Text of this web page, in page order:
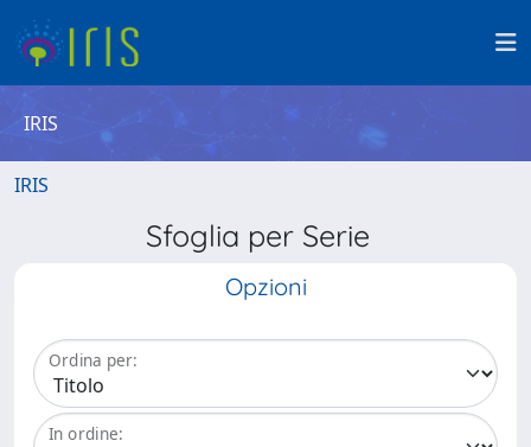
IRIS
IRIS
Sfoglia per Serie
Opzioni
Ordina per:
In ordine: